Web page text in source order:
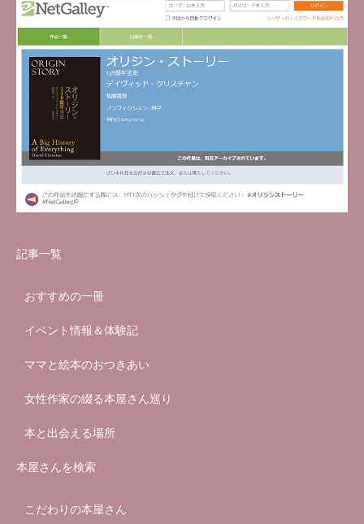
記事一覧
おすすめの一冊
イベント情報＆体験記
ママと絵本のおつきあい
女性作家の綴る本屋さん巡り
本と出会える場所
本屋さんを検索
こだわりの本屋さん